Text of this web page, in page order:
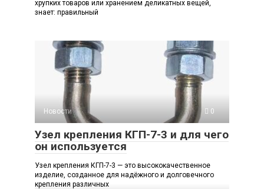
хрупких товаров или хранением деликатных вещей,
знает: правильный
Новости 0
Узел крепления КГП-7-3 и для чего
он используется
Узел крепления КГП-7-3 — это высококачественное
изделие, созданное для надёжного и долговечного
крепления различных